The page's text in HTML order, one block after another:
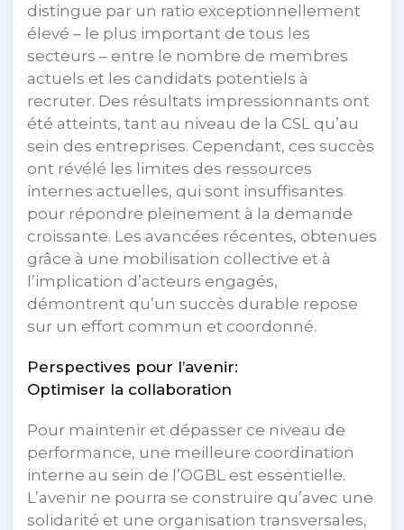
distingue par un ratio exceptionnellement
élevé – le plus important de tous les
secteurs – entre le nombre de membres
actuels et les candidats potentiels à
recruter. Des résultats impressionnants ont
été atteints, tant au niveau de la CSL qu’au
sein des entreprises. Cependant, ces succès
ont révélé les limites des ressources
internes actuelles, qui sont insuffisantes
pour répondre pleinement à la demande
croissante. Les avancées récentes, obtenues
grâce à une mobilisation collective et à
l’implication d’acteurs engagés,
démontrent qu’un succès durable repose
sur un effort commun et coordonné.
Perspectives pour l’avenir:
Optimiser la collaboration
Pour maintenir et dépasser ce niveau de
performance, une meilleure coordination
interne au sein de l’OGBL est essentielle.
L’avenir ne pourra se construire qu’avec une
solidarité et une organisation transversales,